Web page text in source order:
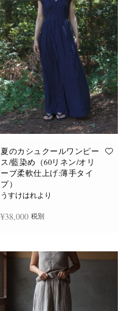
選
択
で
き
ま
す
に
複
数
の
ョ
ン
が
あ
り
ま
オ
プ
シ
ョ
ら
選
択
で
き
ま
す
夏のカシュクールワンピー
ス/藍染め（60リネン/オリ
ーブ柔軟仕上げ:薄手タイ
プ）
うすけはれより
¥38,000 税別